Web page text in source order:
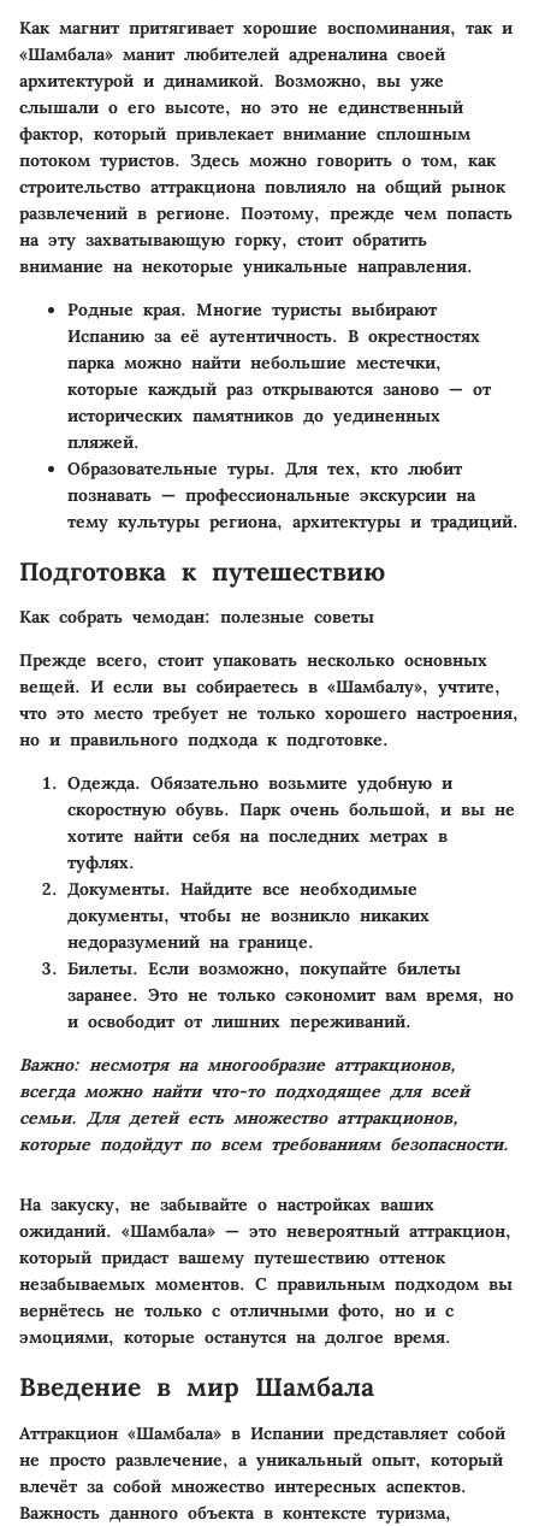
Как магнит притягивает хорошие воспоминания, так и
«Шамбала» манит любителей адреналина своей
архитектурой и динамикой. Возможно, вы уже
слышали о его высоте, но это не единственный
фактор, который привлекает внимание сплошным
потоком туристов. Здесь можно говорить о том, как
строительство аттракциона повлияло на общий рынок
развлечений в регионе. Поэтому, прежде чем попасть
на эту захватывающую горку, стоит обратить
внимание на некоторые уникальные направления.
Родные края. Многие туристы выбирают
Испанию за её аутентичность. В окрестностях
парка можно найти небольшие местечки,
которые каждый раз открываются заново — от
исторических памятников до уединенных
пляжей.
Образовательные туры. Для тех, кто любит
познавать — профессиональные экскурсии на
тему культуры региона, архитектуры и традиций.
Подготовка к путешествию
Как собрать чемодан: полезные советы
Прежде всего, стоит упаковать несколько основных
вещей. И если вы собираетесь в «Шамбалу», учтите,
что это место требует не только хорошего настроения,
но и правильного подхода к подготовке.
Одежда. Обязательно возьмите удобную и
скоростную обувь. Парк очень большой, и вы не
хотите найти себя на последних метрах в
туфлях.
Документы. Найдите все необходимые
документы, чтобы не возникло никаких
недоразумений на границе.
Билеты. Если возможно, покупайте билеты
заранее. Это не только сэкономит вам время, но
и освободит от лишних переживаний.
Важно: несмотря на многообразие аттракционов,
всегда можно найти что-то подходящее для всей
семьи. Для детей есть множество аттракционов,
которые подойдут по всем требованиям безопасности.
На закуску, не забывайте о настройках ваших
ожиданий. «Шамбала» — это невероятный аттракцион,
который придаст вашему путешествию оттенок
незабываемых моментов. С правильным подходом вы
вернётесь не только с отличными фото, но и с
эмоциями, которые останутся на долгое время.
Введение в мир Шамбала
Аттракцион «Шамбала» в Испании представляет собой
не просто развлечение, а уникальный опыт, который
влечёт за собой множество интересных аспектов.
Важность данного объекта в контексте туризма,